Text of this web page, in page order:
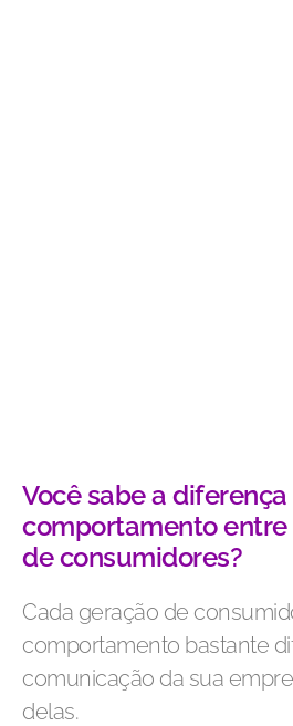
Você sabe a
comportamento entre
de consumidores?
Cada geração de
comportamento bastante
comunicação da sua
delas.